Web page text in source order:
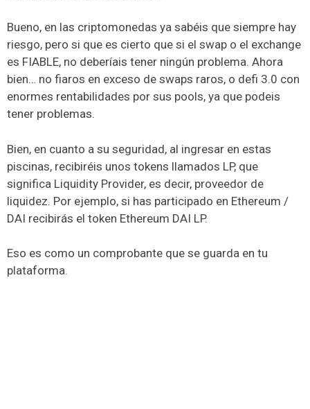
Bueno, en las criptomonedas ya sabéis que siempre hay
riesgo, pero si que es cierto que si el swap o el exchange
es FIABLE, no deberíais tener ningún problema. Ahora
bien… no fiaros en exceso de swaps raros, o defi 3.0 con
enormes rentabilidades por sus pools, ya que podeis
tener problemas.
Bien, en cuanto a su seguridad, al ingresar en estas
piscinas, recibiréis unos tokens llamados LP, que
significa Liquidity Provider, es decir, proveedor de
liquidez. Por ejemplo, si has participado en Ethereum /
DAI recibirás el token Ethereum DAI LP.
Eso es como un comprobante que se guarda en tu
plataforma.